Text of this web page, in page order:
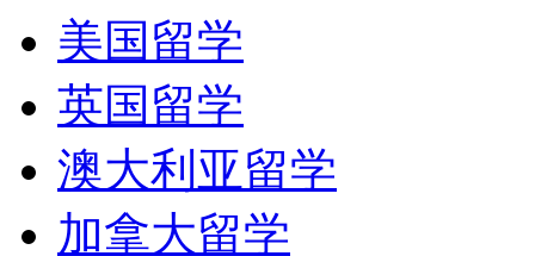
美国留学
英国留学
澳大利亚留学
加拿大留学